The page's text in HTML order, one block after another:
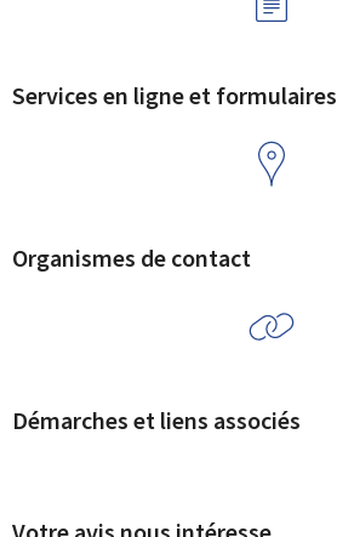
Services en ligne et formulaires
Organismes de contact
Démarches et liens associés